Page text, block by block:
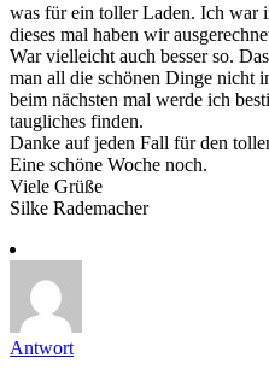
was für ein toller Laden. Ich war
dieses mal haben wir
War vielleicht auch besser so.
man all die schönen Dinge nicht
beim nächsten mal werde ich
taugliches finden.
Danke auf jeden Fall für den
Eine schöne Woche noch.
Viele Grüße
Silke Rademacher
Antwort